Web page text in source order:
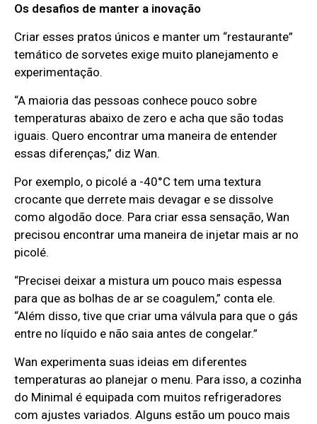
Os desafios de manter a inovação
Criar esses pratos únicos e manter um “restaurante”
temático de sorvetes exige muito planejamento e
experimentação.
“A maioria das pessoas conhece pouco sobre
temperaturas abaixo de zero e acha que são todas
iguais. Quero encontrar uma maneira de entender
essas diferenças,” diz Wan.
Por exemplo, o picolé a -40°C tem uma textura
crocante que derrete mais devagar e se dissolve
como algodão doce. Para criar essa sensação, Wan
precisou encontrar uma maneira de injetar mais ar no
picolé.
“Precisei deixar a mistura um pouco mais espessa
para que as bolhas de ar se coagulem,” conta ele.
“Além disso, tive que criar uma válvula para que o gás
entre no líquido e não saia antes de congelar.”
Wan experimenta suas ideias em diferentes
temperaturas ao planejar o menu. Para isso, a cozinha
do Minimal é equipada com muitos refrigeradores
com ajustes variados. Alguns estão um pouco mais